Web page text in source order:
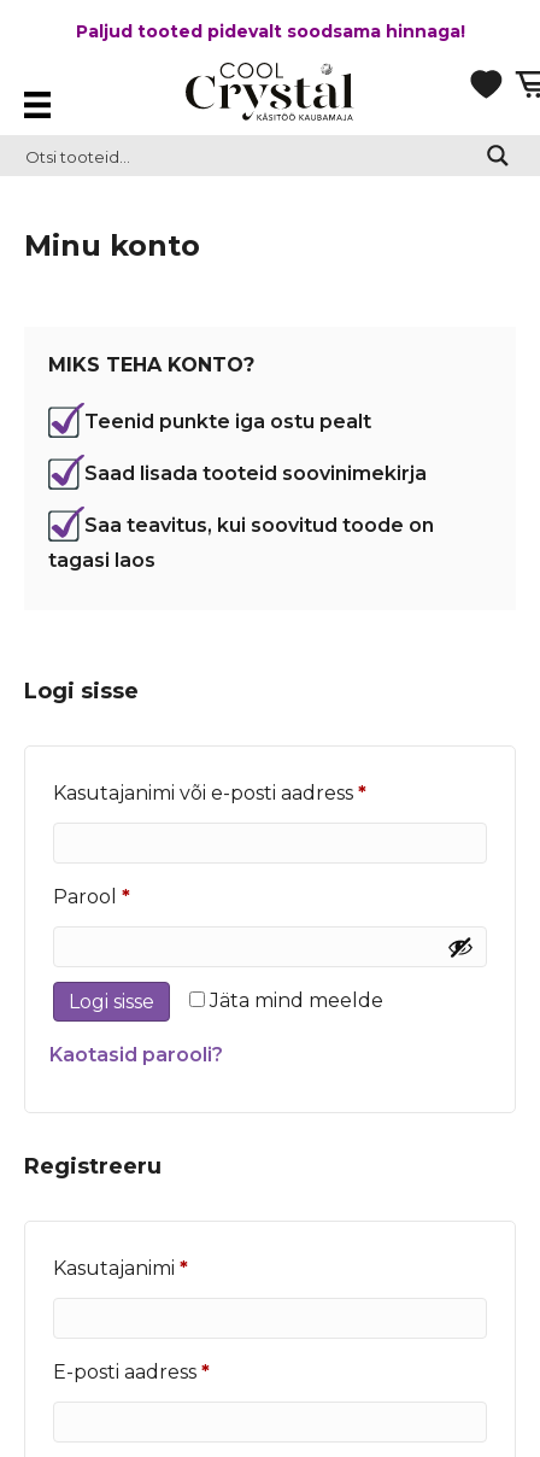
Paljud tooted pidevalt soodsama hinnaga!
Minu konto
MIKS TEHA KONTO?
Teenid punkte iga ostu pealt
Saad lisada tooteid soovinimekirja
Saa teavitus, kui soovitud toode on
tagasi laos
Logi sisse
Kasutajanimi või e-posti aadress *Nõutud
Parool *Nõutud
Jäta mind meelde
Logi sisse
Kaotasid parooli?
Registreeru
Kasutajanimi *Nõutud
E-posti aadress *Nõutud